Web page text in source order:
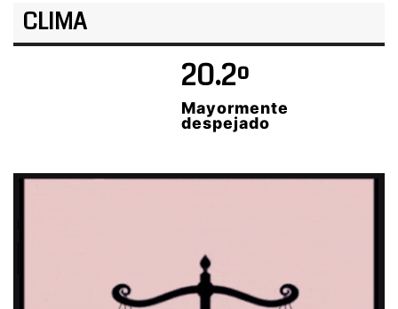
CLIMA
20.2º
Mayormente
despejado